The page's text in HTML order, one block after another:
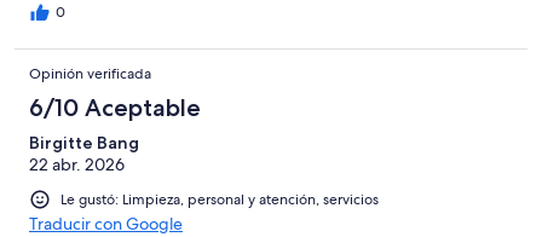
0
Opinión verificada
6/10 Aceptable
Birgitte Bang
22 abr. 2026
Le gustó: Limpieza, personal y atención, servicios
Traducir con Google